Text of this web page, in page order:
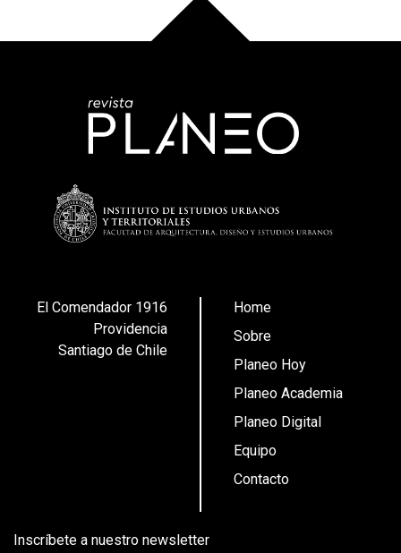
El Comendador 1916
Providencia
Santiago de Chile
Home
Sobre
Planeo Hoy
Planeo Academia
Planeo Digital
Equipo
Contacto
Inscríbete a nuestro newsletter